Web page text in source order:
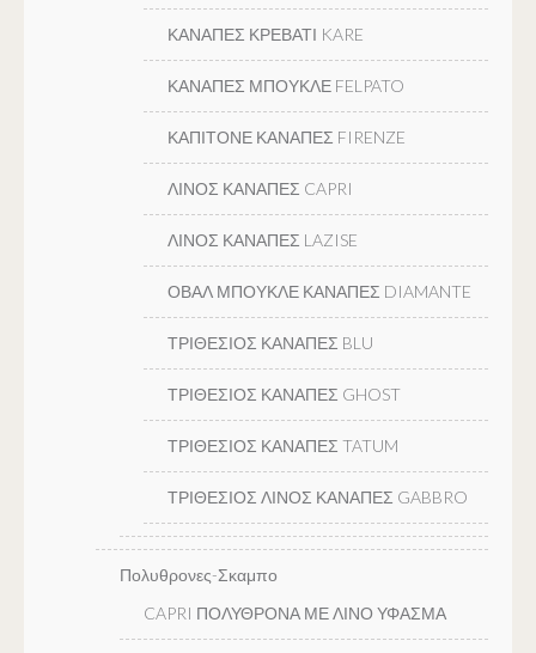
ΚΑΝΑΠΕΣ ΚΡΕΒΑΤΙ KARE
ΚΑΝΑΠΕΣ ΜΠΟΥΚΛΕ FELPATO
ΚΑΠΙΤΟΝΕ ΚΑΝΑΠΕΣ FIRENZE
ΛΙΝΟΣ ΚΑΝΑΠΕΣ CAPRI
ΛΙΝΟΣ ΚΑΝΑΠΕΣ LAZISE
ΟΒΑΛ ΜΠΟΥΚΛΕ ΚΑΝΑΠΕΣ DIAMANTE
ΤΡΙΘΕΣΙΟΣ ΚΑΝΑΠΕΣ BLU
ΤΡΙΘΕΣΙΟΣ ΚΑΝΑΠΕΣ GHOST
ΤΡΙΘΕΣΙΟΣ ΚΑΝΑΠΕΣ TATUM
ΤΡΙΘΕΣΙΟΣ ΛΙΝΟΣ ΚΑΝΑΠΕΣ GABBRO
Πολυθρονες-Σκαμπο
CAPRI ΠΟΛΥΘΡΟΝΑ ΜΕ ΛΙΝΟ ΥΦΑΣΜΑ